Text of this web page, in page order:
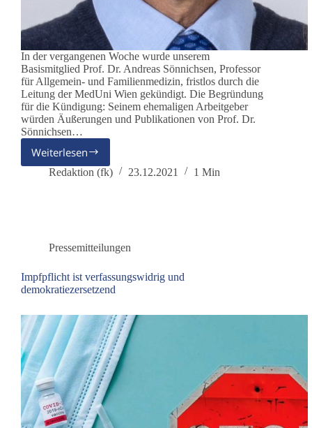
In der vergangenen Woche wurde unserem
Basismitglied Prof. Dr. Andreas Sönnichsen, Professor
für Allgemein- und Familienmedizin, fristlos durch die
Leitung der MedUni Wien gekündigt. Die Begründung
für die Kündigung: Seinem ehemaligen Arbeitgeber
würden Äußerungen und Publikationen von Prof. Dr.
Sönnichsen…
Weiterlesen
AG
Gesundheit:
Prof.
Dr.
Andreas
Sönnichsen
durch
die
MedUni
Wien
Redaktion (fk) 23.12.2021 1 Min
Pressemitteilungen
Impfpflicht ist verfassungswidrig und
demokratiezersetzend